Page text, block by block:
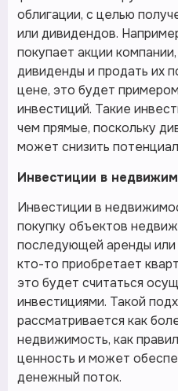
облигации, с целью
или дивидендов.
покупает акции
дивиденды и продать их
цене, это будет
инвестиций. Такие
чем прямые, поскольку
может снизить
Инвестиции в
Инвестиции в
покупку объектов
последующей аренды
кто-то приобретает
это будет считаться
инвестициями. Такой
рассматривается как
недвижимость, как
ценность и может
денежный поток.